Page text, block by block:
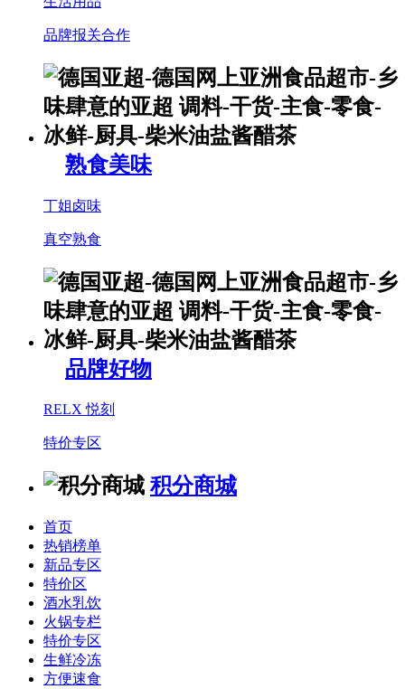
品牌报关合作
熟食美味
丁姐卤味
真空熟食
品牌好物
RELX 悦刻
特价专区
积分商城
首页
热销榜单
新品专区
特价区
酒水乳饮
火锅专栏
特价专区
生鲜冷冻
方便速食